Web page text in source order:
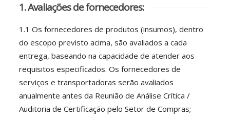
1. Avaliações de fornecedores:
1.1 Os fornecedores de produtos (insumos), dentro
do escopo previsto acima, são avaliados a cada
entrega, baseando na capacidade de atender aos
requisitos especificados. Os fornecedores de
serviços e transportadoras serão avaliados
anualmente antes da Reunião de Análise Crítica /
Auditoria de Certificação pelo Setor de Compras;